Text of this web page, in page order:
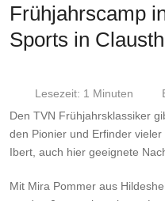
Frühjahrscamp
Sports in
Lesezeit: 1 Minuten
Den TVN Frühjahrsklassiker
den Pionier und Erfinder
Ibert, auch hier geeignete
Mit Mira Pommer aus